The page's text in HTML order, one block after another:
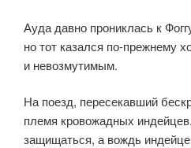
Ауда давно прониклась к
но тот казался по-прежнему
и невозмутимым.
На поезд, пересекавший
племя кровожадных
защищаться, а вождь